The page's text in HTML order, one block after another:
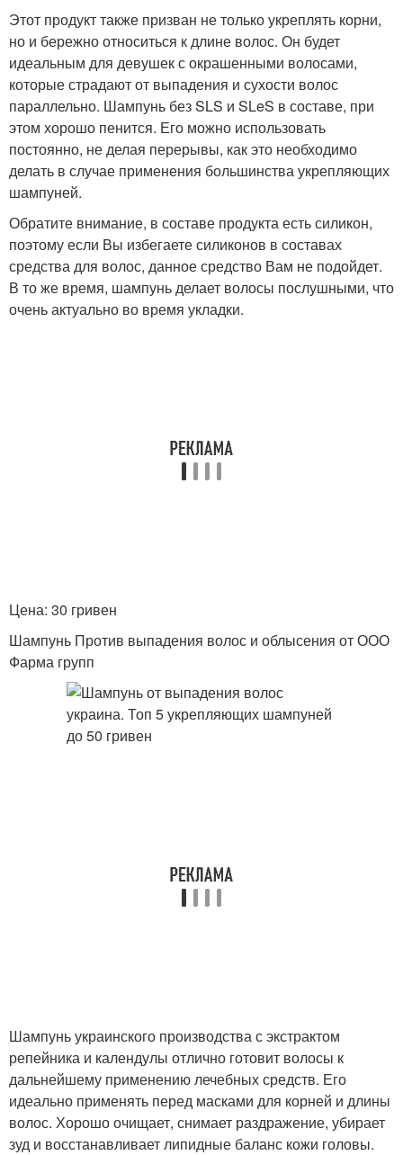
Этот продукт также призван не только укреплять корни,
но и бережно относиться к длине волос. Он будет
идеальным для девушек с окрашенными волосами,
которые страдают от выпадения и сухости волос
параллельно. Шампунь без SLS и SLeS в составе, при
этом хорошо пенится. Его можно использовать
постоянно, не делая перерывы, как это необходимо
делать в случае применения большинства укрепляющих
шампуней.
Обратите внимание, в составе продукта есть силикон,
поэтому если Вы избегаете силиконов в составах
средства для волос, данное средство Вам не подойдет.
В то же время, шампунь делает волосы послушными, что
очень актуально во время укладки.
Цена: 30 гривен
Шампунь Против выпадения волос и облысения от ООО
Фарма групп
Шампунь украинского производства с экстрактом
репейника и календулы отлично готовит волосы к
дальнейшему применению лечебных средств. Его
идеально применять перед масками для корней и длины
волос. Хорошо очищает, снимает раздражение, убирает
зуд и восстанавливает липидные баланс кожи головы.